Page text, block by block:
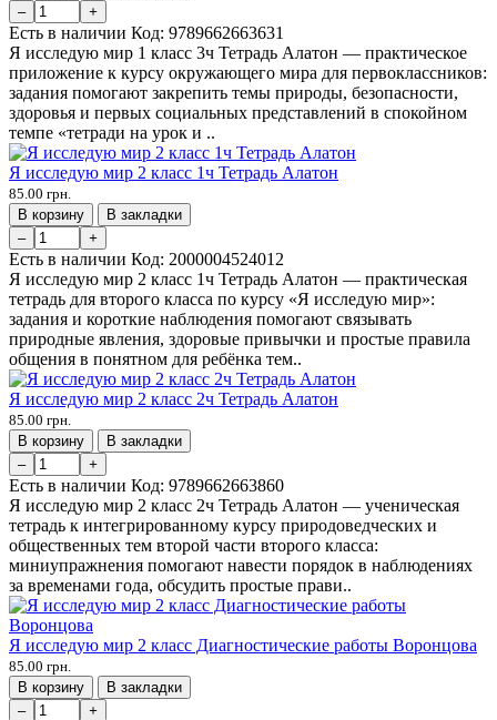
–
+
Есть в наличии Код: 9789662663631
Я исследую мир 1 класс 3ч Тетрадь Алатон — практическое
приложение к курсу окружающего мира для первоклассников:
задания помогают закрепить темы природы, безопасности,
здоровья и первых социальных представлений в спокойном
темпе «тетради на урок и ..
Я исследую мир 2 класс 1ч Тетрадь Алатон
85.00 грн.
В корзину
В закладки
–
+
Есть в наличии Код: 2000004524012
Я исследую мир 2 класс 1ч Тетрадь Алатон — практическая
тетрадь для второго класса по курсу «Я исследую мир»:
задания и короткие наблюдения помогают связывать
природные явления, здоровые привычки и простые правила
общения в понятном для ребёнка тем..
Я исследую мир 2 класс 2ч Тетрадь Алатон
85.00 грн.
В корзину
В закладки
–
+
Есть в наличии Код: 9789662663860
Я исследую мир 2 класс 2ч Тетрадь Алатон — ученическая
тетрадь к интегрированному курсу природоведческих и
общественных тем второй части второго класса:
миниупражнения помогают навести порядок в наблюдениях
за временами года, обсудить простые прави..
Я исследую мир 2 класс Диагностические работы Воронцова
85.00 грн.
В корзину
В закладки
–
+